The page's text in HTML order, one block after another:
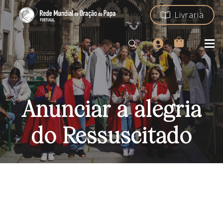
Livraria
Anunciar a alegria
do Ressuscitado